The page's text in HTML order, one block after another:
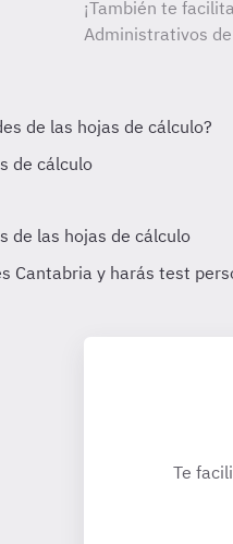
¡También te
Administrativos
Te